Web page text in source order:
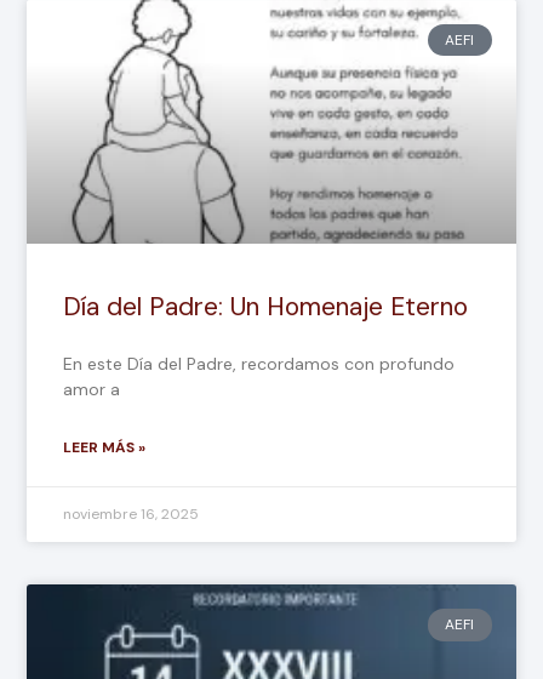
AEFI
Día del Padre: Un Homenaje Eterno
En este Día del Padre, recordamos con profundo
amor a
LEER MÁS »
noviembre 16, 2025
AEFI